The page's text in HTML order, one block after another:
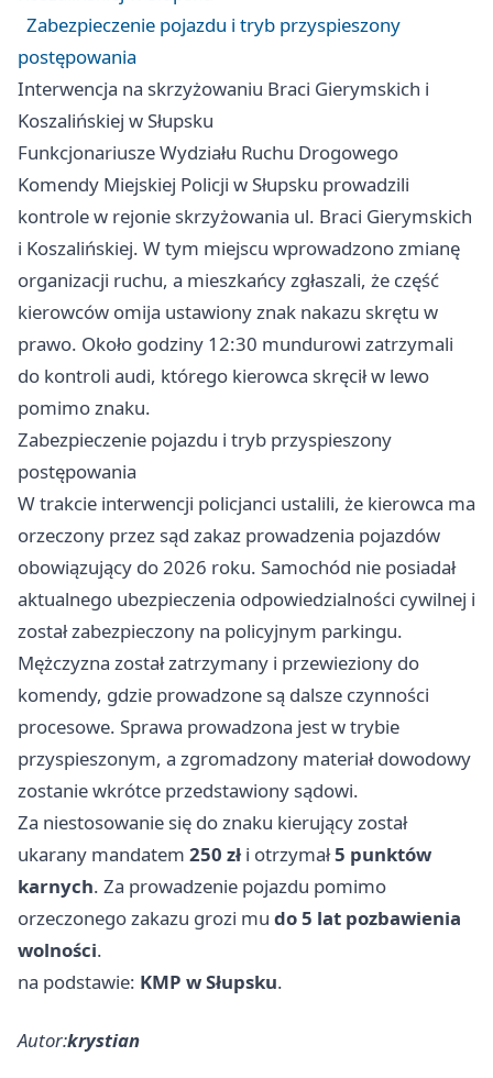
Zabezpieczenie pojazdu i tryb przyspieszony
postępowania
Interwencja na skrzyżowaniu Braci Gierymskich i
Koszalińskiej w Słupsku
Funkcjonariusze Wydziału Ruchu Drogowego
Komendy Miejskiej Policji w Słupsku prowadzili
kontrole w rejonie skrzyżowania ul. Braci Gierymskich
i Koszalińskiej. W tym miejscu wprowadzono zmianę
organizacji ruchu, a mieszkańcy zgłaszali, że część
kierowców omija ustawiony znak nakazu skrętu w
prawo. Około godziny 12:30 mundurowi zatrzymali
do kontroli audi, którego kierowca skręcił w lewo
pomimo znaku.
Zabezpieczenie pojazdu i tryb przyspieszony
postępowania
W trakcie interwencji policjanci ustalili, że kierowca ma
orzeczony przez sąd zakaz prowadzenia pojazdów
obowiązujący do 2026 roku. Samochód nie posiadał
aktualnego ubezpieczenia odpowiedzialności cywilnej i
został zabezpieczony na policyjnym parkingu.
Mężczyzna został zatrzymany i przewieziony do
komendy, gdzie prowadzone są dalsze czynności
procesowe. Sprawa prowadzona jest w trybie
przyspieszonym, a zgromadzony materiał dowodowy
zostanie wkrótce przedstawiony sądowi.
Za niestosowanie się do znaku kierujący został
ukarany mandatem 250 zł i otrzymał5 punktów
karnych. Za prowadzenie pojazdu pomimo
orzeczonego zakazu grozi mu do 5 lat pozbawienia
wolności.
na podstawie: KMP w Słupsku.
Autor:krystian